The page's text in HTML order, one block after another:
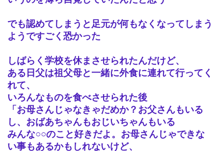
でも認めてしまうと足元が何もなくなってしまう
ようですごく恐かった
しばらく学校を休まさせられたんだけど、
ある日父は祖父母と一緒に外食に連れて行ってく
れて、
いろんなものを食べさせられた後
「お母さんじゃなきゃだめか？お父さんもいる
し、おばあちゃんもおじいちゃんもいる
みんな○○のこと好きだよ。お母さんじゃできな
い事もあるかもしれないけど、